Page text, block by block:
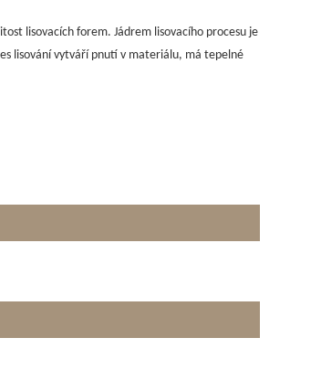
lisovacích forem. Jádrem lisovacího procesu je
lisování vytváří pnutí v materiálu, má tepelné